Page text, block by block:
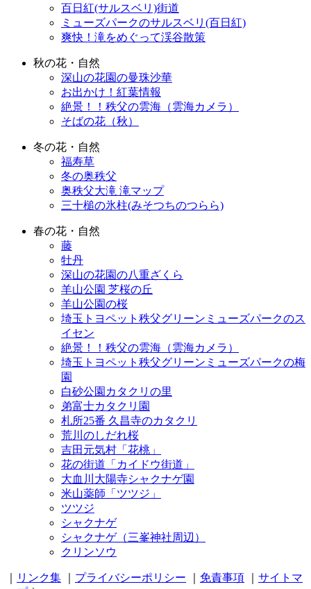
百日紅(サルスベリ)街道
ミューズパークのサルスベリ(百日紅)
爽快！滝をめぐって渓谷散策
秋の花・自然
深山の花園の曼珠沙華
お出かけ！紅葉情報
絶景！！秩父の雲海（雲海カメラ）
そばの花（秋）
冬の花・自然
福寿草
冬の奥秩父
奥秩父大滝 滝マップ
三十槌の氷柱(みそつちのつらら)
春の花・自然
藤
牡丹
深山の花園の八重ざくら
羊山公園 芝桜の丘
羊山公園の桜
埼玉トヨペット秩父グリーンミューズパークのス
イセン
絶景！！秩父の雲海（雲海カメラ）
埼玉トヨペット秩父グリーンミューズパークの梅
園
白砂公園カタクリの里
弟富士カタクリ園
札所25番 久昌寺のカタクリ
荒川のしだれ桜
吉田元気村「花桃」
花の街道「カイドウ街道」
大血川大陽寺シャクナゲ園
米山薬師「ツツジ」
ツツジ
シャクナゲ
シャクナゲ（三峯神社周辺）
クリンソウ
リンク集 プライバシーポリシー 免責事項
サイトマ